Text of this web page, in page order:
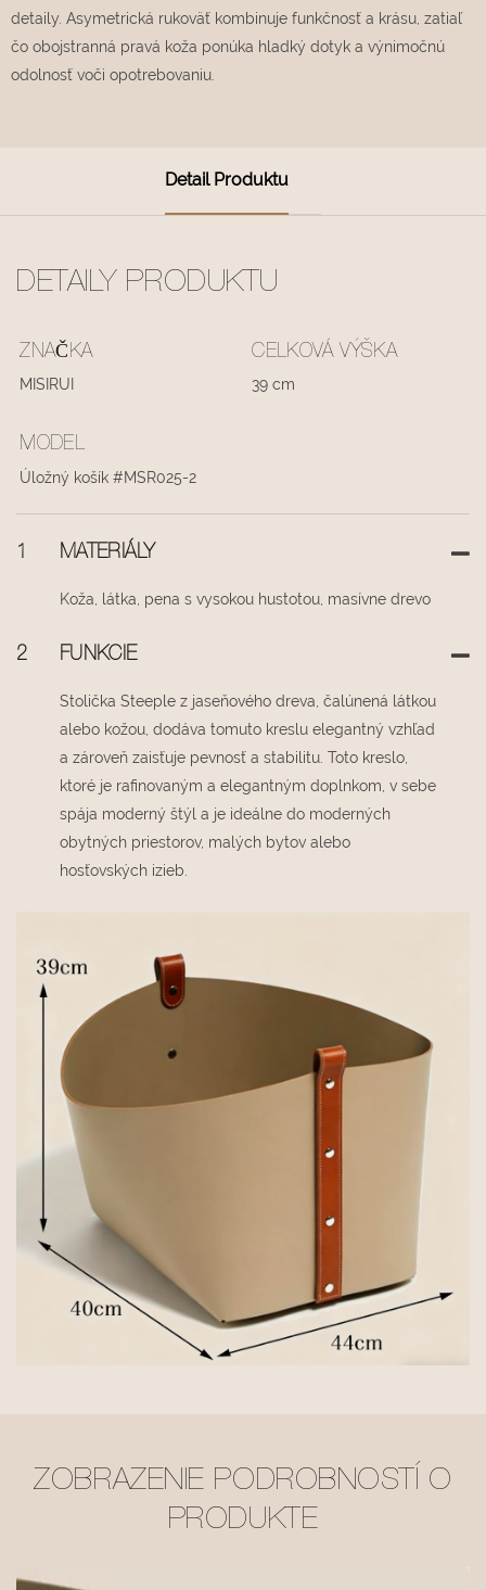
detaily. Asymetrická rukoväť kombinuje funkčnosť a krásu, zatiaľ
čo obojstranná pravá koža ponúka hladký dotyk a výnimočnú
odolnosť voči opotrebovaniu.
Detail Produktu
DETAILY PRODUKTU
ZNAČKA
MISIRUI
CELKOVÁ VÝŠKA
39 cm
MODEL
Úložný košík #MSR025-2
1 MATERIÁLY
Koža, látka, pena s vysokou hustotou, masívne drevo
2 FUNKCIE
Stolička Steeple z jaseňového dreva, čalúnená látkou
alebo kožou, dodáva tomuto kreslu elegantný vzhľad
a zároveň zaisťuje pevnosť a stabilitu. Toto kreslo,
ktoré je rafinovaným a elegantným doplnkom, v sebe
spája moderný štýl a je ideálne do moderných
obytných priestorov, malých bytov alebo
hosťovských izieb.
ZOBRAZENIE PODROBNOSTÍ O
PRODUKTE